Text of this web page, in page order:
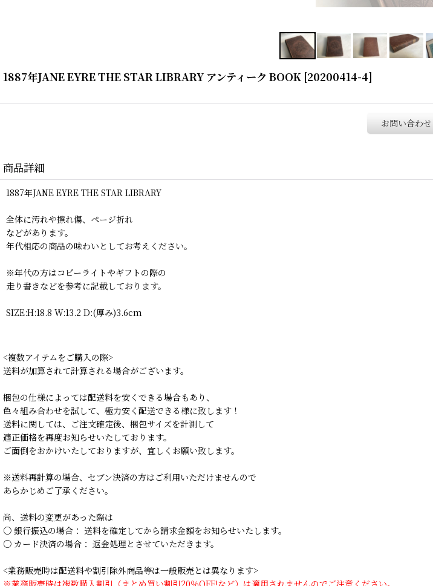
1887年JANE EYRE THE STAR LIBRARY アンティーク BOOK [20200414-4]
お問い合わせ
商品詳細
1887年JANE EYRE THE STAR LIBRARY
全体に汚れや擦れ傷、ページ折れ
などがあります。
年代相応の商品の味わいとしてお考えください。
※年代の方はコピーライトやギフトの際の
走り書きなどを参考に記載しております。
SIZE:H:18.8 W:13.2 D:(厚み)3.6cm
<複数アイテムをご購入の際>
送料が加算されて計算される場合がございます。
梱包の仕様によっては配送料を安くできる場合もあり、
色々組み合わせを試して、極力安く配送できる様に致します！
送料に関しては、ご注文確定後、梱包サイズを計測して
適正価格を再度お知らせいたしております。
ご面倒をおかけいたしておりますが、宜しくお願い致します。
※送料再計算の場合、セブン決済の方はご利用いただけませんので
あらかじめご了承ください。
尚、送料の変更があった際は
○ 銀行振込の場合： 送料を確定してから請求金額をお知らせいたします。
○ カード決済の場合： 返金処理とさせていただきます。
<業務販売時は配送料や割引除外商品等は一般販売とは異なります>